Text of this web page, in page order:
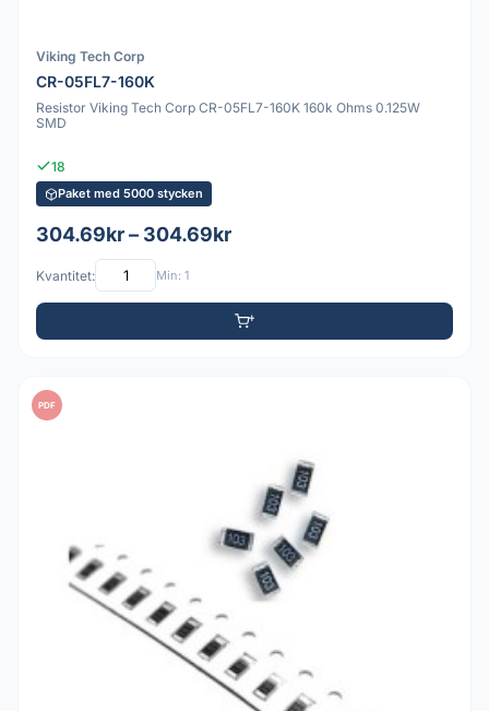
Viking Tech Corp
CR-05FL7-160K
Resistor Viking Tech Corp CR-05FL7-160K 160k Ohms 0.125W
SMD
18
Paket med 5000 stycken
304.69kr – 304.69kr
Kvantitet: Min: 1
PDF